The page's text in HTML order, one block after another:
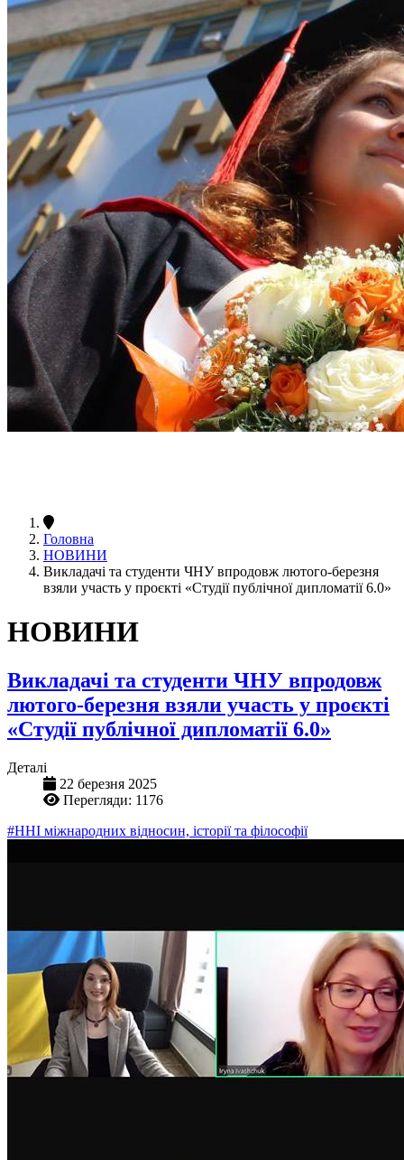
Головна
НОВИНИ
Викладачі та студенти ЧНУ впродовж лютого-березня
взяли участь у проєкті «Студії публічної дипломатії 6.0»
НОВИНИ
Викладачі та студенти ЧНУ впродовж
лютого-березня взяли участь у проєкті
«Студії публічної дипломатії 6.0»
Деталі
22 березня 2025
Перегляди: 1176
#ННІ міжнародних відносин, історії та філософії